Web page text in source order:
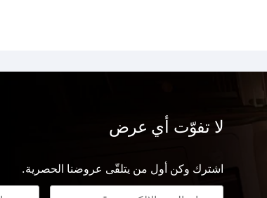
لا تفوّت أي عرض
اشترك وكن أول من يتلقّى عروضنا الحصرية.